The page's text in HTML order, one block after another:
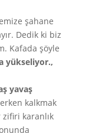
şahane
Dedik ki biz
Kafada şöyle
yükseliyor.,
yavaş
kalkmak
zifiri karanlık